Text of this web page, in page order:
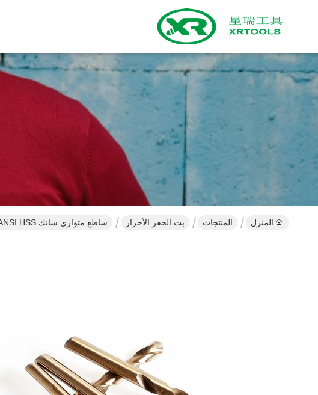
المنزل المنتجات بت الحفر الأحرار ساطع متوازي شانك 66HRC ANSI HSS تويست مثقاب